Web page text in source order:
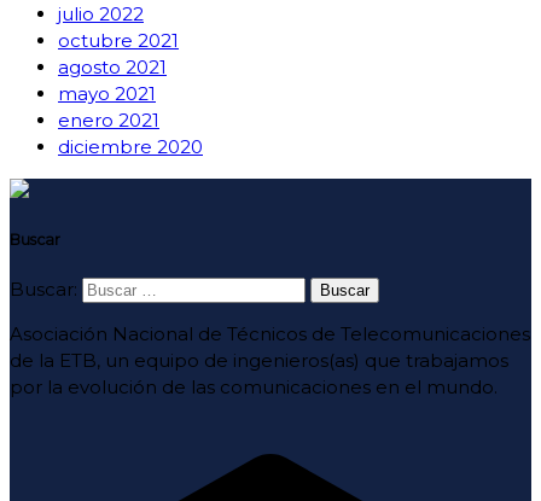
julio 2022
octubre 2021
agosto 2021
mayo 2021
enero 2021
diciembre 2020
Buscar
Buscar:
Asociación Nacional de Técnicos de Telecomunicaciones
de la ETB, un equipo de ingenieros(as) que trabajamos
por la evolución de las comunicaciones en el mundo.